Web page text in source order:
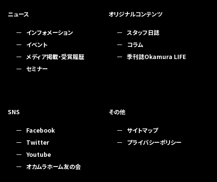
ニュース
インフォメーション
イベント
メディア掲載・受賞履歴
セミナー
オリジナルコンテンツ
スタッフ日誌
コラム
季刊誌Okamura LIFE
SNS
Facebook
Twitter
Youtube
オカムラホーム友の会
その他
サイトマップ
プライバシーポリシー